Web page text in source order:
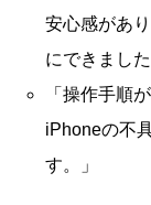
安心感があ
にできました
「操作手順
iPhoneの不
す。」